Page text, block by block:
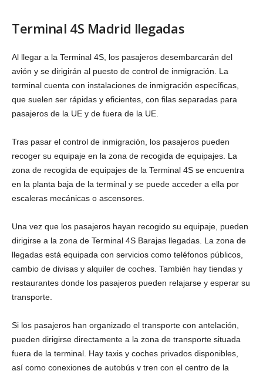
Terminal 4S Madrid llegadas
Al llegar a la Terminal 4S, los pasajeros desembarcarán del
avión y se dirigirán al puesto de control de inmigración. La
terminal cuenta con instalaciones de inmigración específicas,
que suelen ser rápidas y eficientes, con filas separadas para
pasajeros de la UE y de fuera de la UE.
Tras pasar el control de inmigración, los pasajeros pueden
recoger su equipaje en la zona de recogida de equipajes. La
zona de recogida de equipajes de la Terminal 4S se encuentra
en la planta baja de la terminal y se puede acceder a ella por
escaleras mecánicas o ascensores.
Una vez que los pasajeros hayan recogido su equipaje, pueden
dirigirse a la zona de Terminal 4S Barajas llegadas. La zona de
llegadas está equipada con servicios como teléfonos públicos,
cambio de divisas y alquiler de coches. También hay tiendas y
restaurantes donde los pasajeros pueden relajarse y esperar su
transporte.
Si los pasajeros han organizado el transporte con antelación,
pueden dirigirse directamente a la zona de transporte situada
fuera de la terminal. Hay taxis y coches privados disponibles,
así como conexiones de autobús y tren con el centro de la